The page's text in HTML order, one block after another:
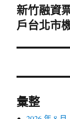
下
一
文
新竹融資
戶台北市
彙整